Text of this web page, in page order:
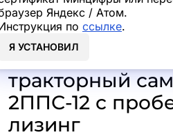
Яндекс / Атом.
по ссылке.
Я УСТАНОВИЛ
Ремонтно-
завод 2ППС*
тракторный
2ППС-12 с
лизинг